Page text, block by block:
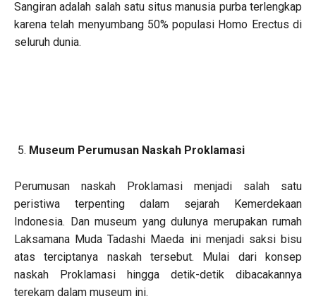
Sangiran adalah salah satu situs manusia purba terlengkap
karena telah menyumbang 50% populasi Homo Erectus di
seluruh dunia.
Museum Perumusan Naskah Proklamasi
Perumusan naskah Proklamasi menjadi salah satu
peristiwa terpenting dalam sejarah Kemerdekaan
Indonesia. Dan museum yang dulunya merupakan rumah
Laksamana Muda Tadashi Maeda ini menjadi saksi bisu
atas terciptanya naskah tersebut. Mulai dari konsep
naskah Proklamasi hingga detik-detik dibacakannya
terekam dalam museum ini.